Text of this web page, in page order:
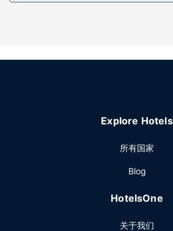
Explore Hotels
所有国家
Blog
HotelsOne
关于我们